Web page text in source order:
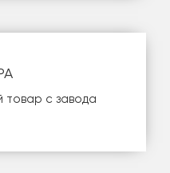
с завода